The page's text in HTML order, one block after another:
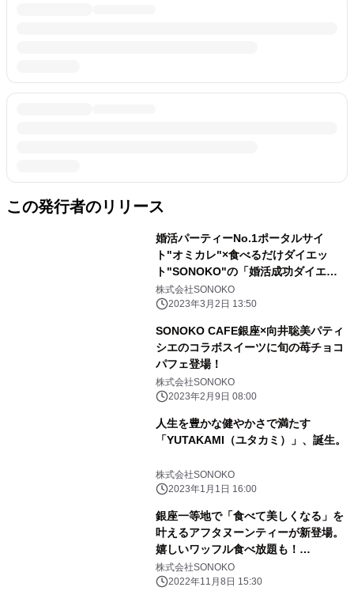
この発行者のリリース
婚活パーティーNo.1ポータルサイ
ト"オミカレ"×食べるだけダイエッ
ト"SONOKO"の「婚活成功ダイエッ
トモニター」募集開始！
株式会社SONOKO
2023年3月2日 13:50
SONOKO CAFE銀座×向井聡美パティ
シエのコラボスイーツに旬の苺チョコ
パフェ登場！
株式会社SONOKO
2023年2月9日 08:00
人生を豊かな健やかさで満たす
「YUTAKAMI（ユタカミ）」、誕生。
株式会社SONOKO
2023年1月1日 16:00
銀座一等地で「食べて美しくなる」を
叶えるアフタヌーンティーが新登場。
嬉しいワッフル食べ放題も！
【SONOKO】
株式会社SONOKO
2022年11月8日 15:30